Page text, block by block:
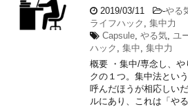
2019/03/11 -やる
ライフハック
集中力
Capsule やる気 ユ
ハック
集中 集中力
概要 ・集中/専念し、
クの１つ。集中法とい
呼んだほうが相応しい
ルにあり、これは「や